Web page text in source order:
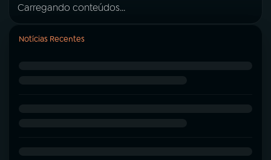
Carregando conteúdos...
Notícias Recentes